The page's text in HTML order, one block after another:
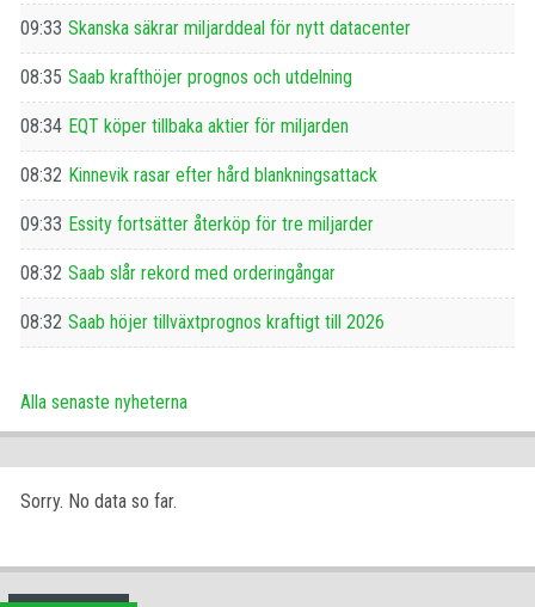
09:33 Skanska säkrar miljarddeal för nytt datacenter
08:35 Saab krafthöjer prognos och utdelning
08:34 EQT köper tillbaka aktier för miljarden
08:32 Kinnevik rasar efter hård blankningsattack
09:33 Essity fortsätter återköp för tre miljarder
08:32 Saab slår rekord med orderingångar
08:32 Saab höjer tillväxtprognos kraftigt till 2026
Alla senaste nyheterna
Sorry. No data so far.